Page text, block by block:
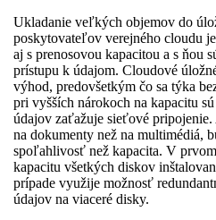
Ukladanie veľkých objemov do
poskytovateľov verejného cloudu
aj s prenosovou kapacitou a s ňou
prístupu k údajom. Cloudové
výhod, predovšetkým čo sa týka
pri vyšších nárokoch na kapacitu
údajov zaťažuje sieťové
na dokumenty než na multimédiá,
spoľahlivosť než kapacita. V
kapacitu všetkých diskov
prípade využije možnosť
údajov na viaceré disky.